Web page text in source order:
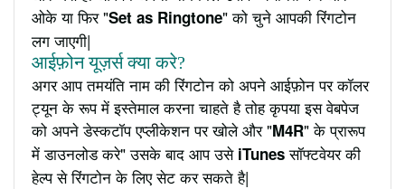
ओके या फिर "Set as Ringtone" को चुने आपकी रिंगटोन
लग जाएगी|
आईफ़ोन यूज़र्स क्या करे?
अगर आप तमयंति नाम की रिंगटोन को अपने आईफ़ोन पर कॉलर
ट्यून के रूप में इस्तेमाल करना चाहते है तोह कृपया इस वेबपेज
को अपने डेस्कटॉप एप्लीकेशन पर खोले और "M4R" के प्रारूप
में डाउनलोड करे" उसके बाद आप उसे iTunesसॉफ्टवेयर की
हेल्प से रिंगटोन के लिए सेट कर सकते है|